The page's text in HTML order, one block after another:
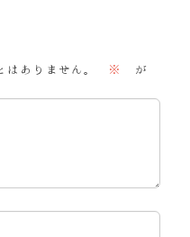
はありません。 ※
が